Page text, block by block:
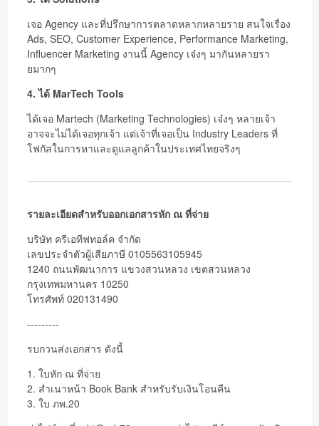
เจอ Agency และที่ปรึกษาการตลาดหลากหลายราย สนใจเรื่อง
Ads, SEO, Customer Experience, Performance Marketing,
Influencer Marketing งานนี้ Agency เจ๋งๆ มากันหลายรา
ยมากๆ
4. ได้ MarTech Tools
ได้เจอ Martech (Marketing Technologies) เจ๋งๆ หลายเจ้า
อาจจะไม่ได้เจอทุกเจ้า แต่เจ้าที่เจอเป็น Industry Leaders ที่
โฟกัสในการหาและดูแลลูกค้าในประเทศไทยจริงๆ
รายละเอียดสำหรับออกเอกสารหัก ณ ที่จ่าย
บริษัท ครีเอทีฟทอล์ค จำกัด
เลขประจำตัวผู้เสียภาษี 0105563105945
1240 ถนนพัฒนาการ แขวงสวนหลวง เขตสวนหลวง
กรุงเทพมหานคร 10250
โทรศัพท์ 020131490
---------
รบกวนส่งเอกสาร ดังนี้
1. ใบหัก ณ ที่จ่าย
2. สำเนาหน้า Book Bank สำหรับรับเงินโอนคืน
3. ใบ ภพ.20